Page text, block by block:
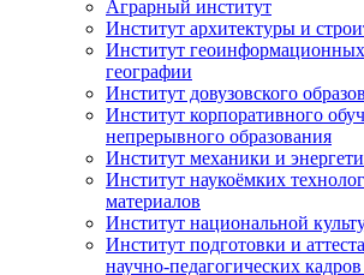
Аграрный институт
Институт архитектуры и
Институт
географии
Институт довузовского
Институт корпоративного
непрерывного образования
Институт механики и
Институт наукоёмких
материалов
Институт национальной
Институт подготовки и
научно-педагогических